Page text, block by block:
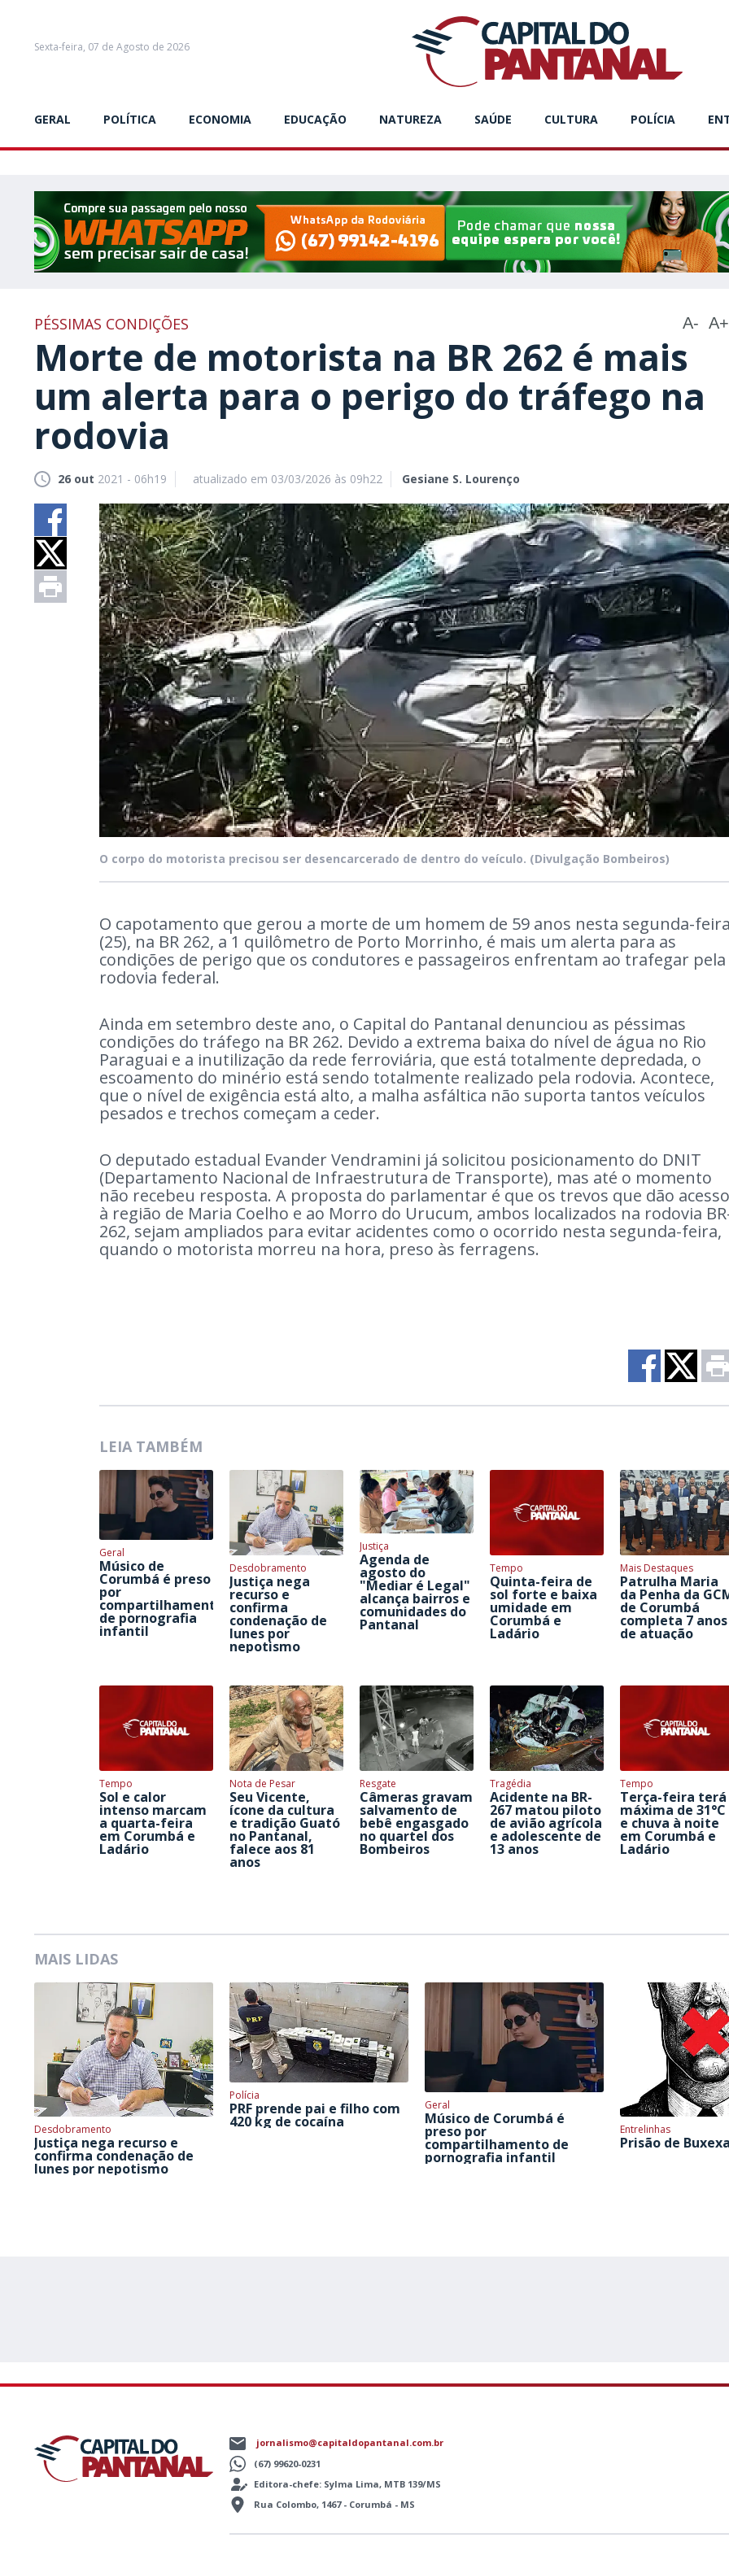
Sexta-feira, 07 de Agosto de 2026
GERAL POLÍTICA ECONOMIA EDUCAÇÃO NATUREZA SAÚDE CULTURA POLÍCIA
PÉSSIMAS CONDIÇÕES A- A+
Morte de motorista na BR 262 é mais
um alerta para o perigo do tráfego na
rodovia
26 out 2021 - 06h19 atualizado em 03/03/2026 às 09h22 Gesiane S. Lourenço
O corpo do motorista precisou ser desencarcerado de dentro do veículo. (Divulgação Bombeiros)
O capotamento que gerou a morte de um homem de 59 anos nesta segunda-
(25), na BR 262, a 1 quilômetro de Porto Morrinho, é mais um alerta para as
condições de perigo que os condutores e passageiros enfrentam ao trafegar pela
rodovia federal.
Ainda em setembro deste ano, o Capital do Pantanal denunciou as péssimas
condições do tráfego na BR 262. Devido a extrema baixa do nível de água no Rio
Paraguai e a inutilização da rede ferroviária, que está totalmente depredada, o
escoamento do minério está sendo totalmente realizado pela rodovia. Acontece,
que o nível de exigência está alto, a malha asfáltica não suporta tantos veículos
pesados e trechos começam a ceder.
O deputado estadual Evander Vendramini já solicitou posicionamento do DNIT
(Departamento Nacional de Infraestrutura de Transporte), mas até o momento
não recebeu resposta. A proposta do parlamentar é que os trevos que dão acesso
à região de Maria Coelho e ao Morro do Urucum, ambos localizados na rodovia
262, sejam ampliados para evitar acidentes como o ocorrido nesta segunda-feira,
quando o motorista morreu na hora, preso às ferragens.
LEIA TAMBÉM
Geral
Músico de
Corumbá é preso
por
compartilhamento
de pornografia
infantil
Desdobramento
Justiça nega
recurso e
confirma
condenação de
Iunes por
nepotismo
Justiça
Agenda de
agosto do
"Mediar é Legal"
alcança bairros e
comunidades do
Pantanal
Tempo
Quinta-feira de
sol forte e baixa
umidade em
Corumbá e
Ladário
Mais Destaques
Patrulha Maria
da Penha da
de Corumbá
completa 7 anos
de atuação
Tempo
Sol e calor
intenso marcam
a quarta-feira
em Corumbá e
Ladário
Nota de Pesar
Seu Vicente,
ícone da cultura
e tradição Guató
no Pantanal,
falece aos 81
anos
Resgate
Câmeras gravam
salvamento de
bebê engasgado
no quartel dos
Bombeiros
Tragédia
Acidente na BR-
267 matou piloto
de avião agrícola
e adolescente de
13 anos
Tempo
Terça-feira terá
máxima de 31°C
e chuva à noite
em Corumbá e
Ladário
MAIS LIDAS
Desdobramento
Justiça nega recurso e
confirma condenação de
Iunes por nepotismo
Polícia
PRF prende pai e filho com
420 kg de cocaína
Geral
Músico de Corumbá é
preso por
compartilhamento de
pornografia infantil
Entrelinhas
Prisão de
jornalismo@capitaldopantanal.com.br
(67) 99620-0231
Editora-chefe: Sylma Lima, MTB 139/MS
Rua Colombo, 1467 - Corumbá - MS